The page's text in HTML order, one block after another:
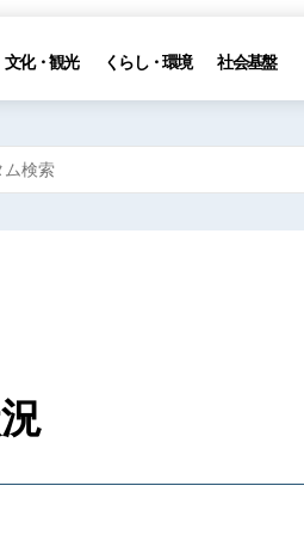
文化・観光 くらし・環境 社会基盤